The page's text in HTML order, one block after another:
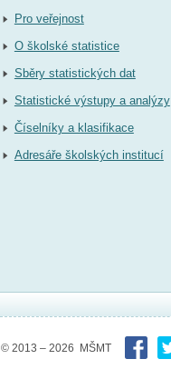
Pro veřejnost
O školské statistice
Sběry statistických dat
Statistické výstupy a analýzy
Číselníky a klasifikace
Adresáře školských institucí
© 2013 – 2026 MŠMT